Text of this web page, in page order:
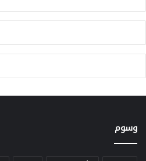
م
س
ت
ض
ا
ل
ث
أ
د
ت
وسوم